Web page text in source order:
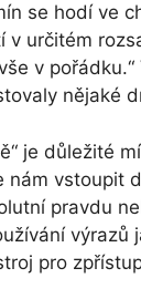
se hodí ve
v určitém
v
nějaké
je důležité
nám vstoupit
pravdu
výrazů
pro